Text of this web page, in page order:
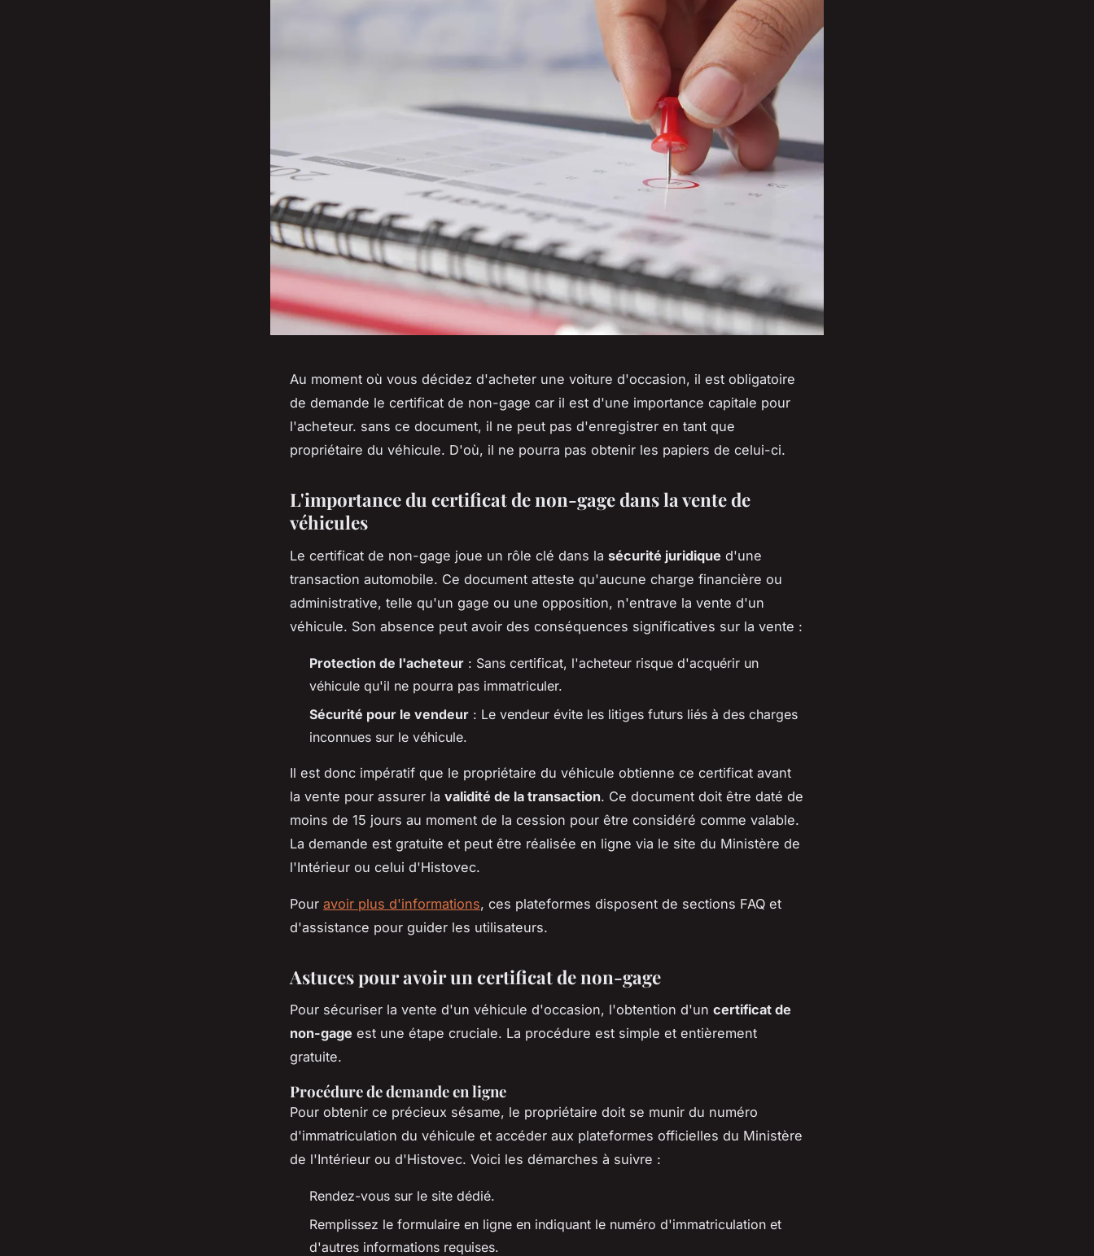
Au moment où vous décidez d'acheter une voiture d'occasion, il est obligatoire
de demande le certificat de non-gage car il est d'une importance capitale pour
l'acheteur. sans ce document, il ne peut pas d'enregistrer en tant que
propriétaire du véhicule. D'où, il ne pourra pas obtenir les papiers de celui-ci.
L'importance du certificat de non-gage dans la vente de
véhicules
Le certificat de non-gage joue un rôle clé dans la sécurité juridique d'une
transaction automobile. Ce document atteste qu'aucune charge financière ou
administrative, telle qu'un gage ou une opposition, n'entrave la vente d'un
véhicule. Son absence peut avoir des conséquences significatives sur la vente :
Protection de l'acheteur : Sans certificat, l'acheteur risque d'acquérir un
véhicule qu'il ne pourra pas immatriculer.
Sécurité pour le vendeur : Le vendeur évite les litiges futurs liés à des charges
inconnues sur le véhicule.
Il est donc impératif que le propriétaire du véhicule obtienne ce certificat avant
la vente pour assurer la validité de la transaction. Ce document doit être daté de
moins de 15 jours au moment de la cession pour être considéré comme valable.
La demande est gratuite et peut être réalisée en ligne via le site du Ministère de
l'Intérieur ou celui d'Histovec.
Pour avoir plus d'informations, ces plateformes disposent de sections FAQ et
d'assistance pour guider les utilisateurs.
Astuces pour avoir un certificat de non-gage
Pour sécuriser la vente d'un véhicule d'occasion, l'obtention d'un certificat de
non-gage est une étape cruciale. La procédure est simple et entièrement
gratuite.
Procédure de demande en ligne
Pour obtenir ce précieux sésame, le propriétaire doit se munir du numéro
d'immatriculation du véhicule et accéder aux plateformes officielles du Ministère
de l'Intérieur ou d'Histovec. Voici les démarches à suivre :
Rendez-vous sur le site dédié.
Remplissez le formulaire en ligne en indiquant le numéro d'immatriculation et
d'autres informations requises.